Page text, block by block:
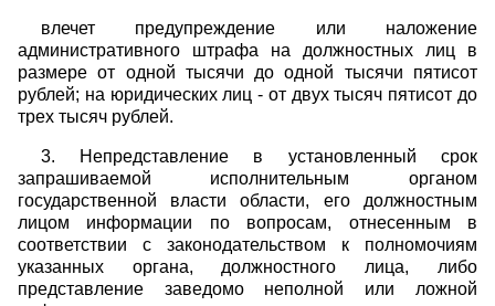
влечет предупреждение или наложение
административного штрафа на должностных лиц в
размере от одной тысячи до одной тысячи пятисот
рублей; на юридических лиц - от двух тысяч пятисот до
трех тысяч рублей.
3. Непредставление в установленный срок
запрашиваемой исполнительным органом
государственной власти области, его должностным
лицом информации по вопросам, отнесенным в
соответствии с законодательством к полномочиям
указанных органа, должностного лица, либо
представление заведомо неполной или ложной